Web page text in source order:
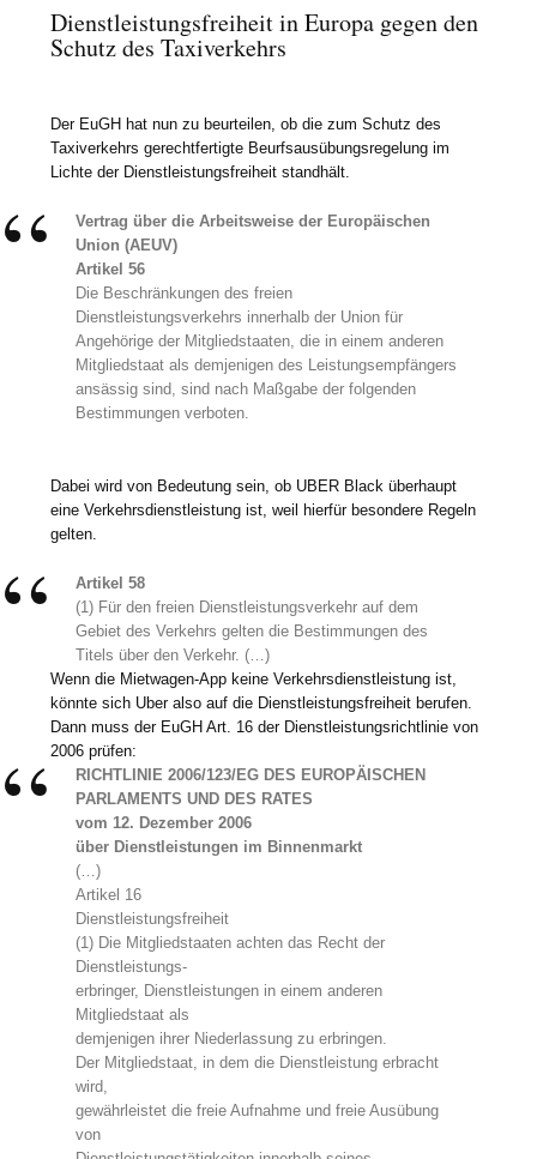
Dienstleistungsfreiheit in Europa gegen den
Schutz des Taxiverkehrs
Der EuGH hat nun zu beurteilen, ob die zum Schutz des
Taxiverkehrs gerechtfertigte Beurfsausübungsregelung im
Lichte der Dienstleistungsfreiheit standhält.
Vertrag über die Arbeitsweise der Europäischen
Union (AEUV)
Artikel 56
Die Beschränkungen des freien
Dienstleistungsverkehrs innerhalb der Union für
Angehörige der Mitgliedstaaten, die in einem anderen
Mitgliedstaat als demjenigen des Leistungsempfängers
ansässig sind, sind nach Maßgabe der folgenden
Bestimmungen verboten.
Dabei wird von Bedeutung sein, ob UBER Black überhaupt
eine Verkehrsdienstleistung ist, weil hierfür besondere Regeln
gelten.
Artikel 58
(1) Für den freien Dienstleistungsverkehr auf dem
Gebiet des Verkehrs gelten die Bestimmungen des
Titels über den Verkehr. (…)
Wenn die Mietwagen-App keine Verkehrsdienstleistung ist,
könnte sich Uber also auf die Dienstleistungsfreiheit berufen.
Dann muss der EuGH Art. 16 der Dienstleistungsrichtlinie von
2006 prüfen:
RICHTLINIE 2006/123/EG DES EUROPÄISCHEN
PARLAMENTS UND DES RATES
vom 12. Dezember 2006
über Dienstleistungen im Binnenmarkt
(…)
Artikel 16
Dienstleistungsfreiheit
(1) Die Mitgliedstaaten achten das Recht der
Dienstleistungs-
erbringer, Dienstleistungen in einem anderen
Mitgliedstaat als
demjenigen ihrer Niederlassung zu erbringen.
Der Mitgliedstaat, in dem die Dienstleistung erbracht
wird,
gewährleistet die freie Aufnahme und freie Ausübung
von